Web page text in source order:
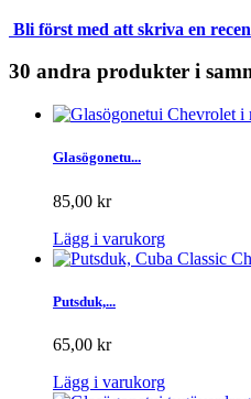
Bli först med att skriva en
30 andra produkter i
Glasögonetu...
85,00 kr
Lägg i varukorg
Putsduk,...
65,00 kr
Lägg i varukorg